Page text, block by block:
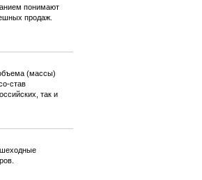
понимают
продаж.
(массы)
став
так и